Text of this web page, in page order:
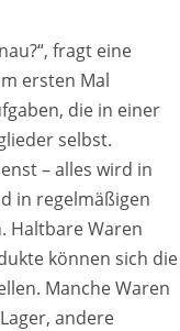
fragt eine
ersten Mal
die in einer
selbst.
– alles wird in
in regelmäßigen
Haltbare Waren
können sich die
Manche Waren
andere